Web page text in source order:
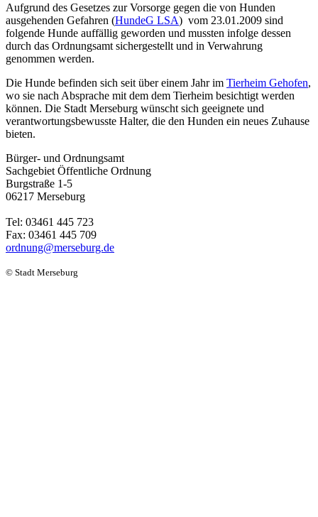
Aufgrund des Gesetzes zur Vorsorge gegen die von Hunden
ausgehenden Gefahren (HundeG LSA) vom 23.01.2009 sind
folgende Hunde auffällig geworden und mussten infolge dessen
durch das Ordnungsamt sichergestellt und in Verwahrung
genommen werden.
Die Hunde befinden sich seit über einem Jahr im Tierheim Gehofen,
wo sie nach Absprache mit dem dem Tierheim besichtigt werden
können. Die Stadt Merseburg wünscht sich geeignete und
verantwortungsbewusste Halter, die den Hunden ein neues Zuhause
bieten.
Bürger- und Ordnungsamt
Sachgebiet Öffentliche Ordnung
Burgstraße 1-5
06217 Merseburg
Tel: 03461 445 723
Fax: 03461 445 709
ordnung@merseburg.de
© Stadt Merseburg